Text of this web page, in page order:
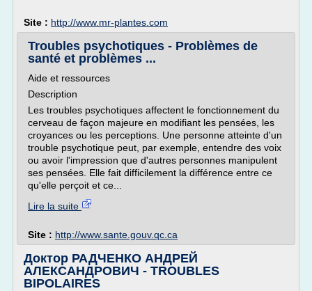
Site : http://www.mr-plantes.com
Troubles psychotiques - Problèmes de
santé et problèmes ...
Aide et ressources
Description
Les troubles psychotiques affectent le fonctionnement du
cerveau de façon majeure en modifiant les pensées, les
croyances ou les perceptions. Une personne atteinte d'un
trouble psychotique peut, par exemple, entendre des voix
ou avoir l'impression que d'autres personnes manipulent
ses pensées. Elle fait difficilement la différence entre ce
qu'elle perçoit et ce...
Lire la suite
Site : http://www.sante.gouv.qc.ca
Доктор РАДЧЕНКО АНДРЕЙ
АЛЕКСАНДРОВИЧ - TROUBLES
BIPOLAIRES